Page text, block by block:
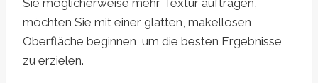
Sie möglicherweise mehr Textur auftragen,
möchten Sie mit einer glatten, makellosen
Oberfläche beginnen, um die besten Ergebnisse
zu erzielen.